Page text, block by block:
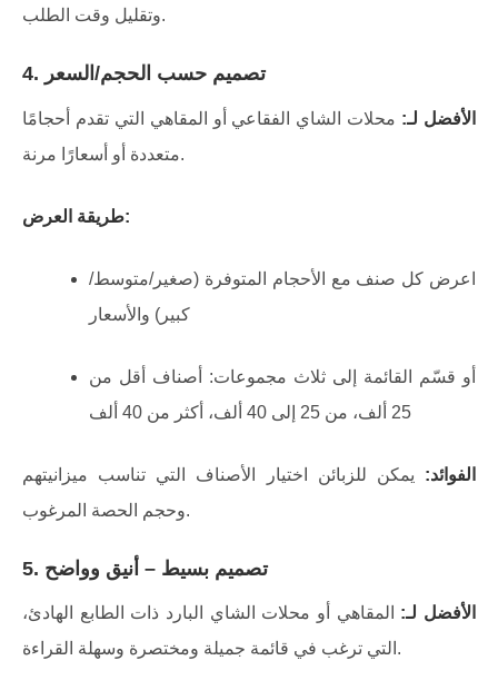
وتقليل وقت الطلب.
4. تصميم حسب الحجم/السعر
الأفضل لـ: محلات الشاي الفقاعي أو المقاهي التي تقدم أحجامًا
متعددة أو أسعارًا مرنة.
طريقة العرض:
اعرض كل صنف مع الأحجام المتوفرة (صغير/متوسط/
كبير) والأسعار
أو قسّم القائمة إلى ثلاث مجموعات: أصناف أقل من
25 ألف، من 25 إلى 40 ألف، أكثر من 40 ألف
الفوائد: يمكن للزبائن اختيار الأصناف التي تناسب ميزانيتهم
وحجم الحصة المرغوب.
5. تصميم بسيط – أنيق وواضح
الأفضل لـ: المقاهي أو محلات الشاي البارد ذات الطابع الهادئ،
التي ترغب في قائمة جميلة ومختصرة وسهلة القراءة.